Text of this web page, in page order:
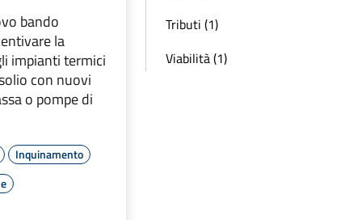
bando
la
impianti termici
con nuovi
o pompe di
Inquinamento
Tributi (1)
Viabilità (1)